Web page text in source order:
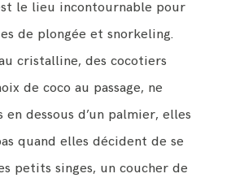
le lieu incontournable pour
de plongée et snorkeling.
cristalline, des cocotiers
de coco au passage, ne
dessous d’un palmier, elles
quand elles décident de se
petits singes, un coucher de